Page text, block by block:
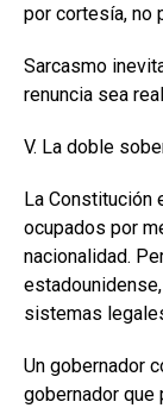
por cortesía, no
Sarcasmo
renuncia sea
V. La doble
La
ocupados por
nacionalidad.
sistemas
Un gobernador
gobernador que